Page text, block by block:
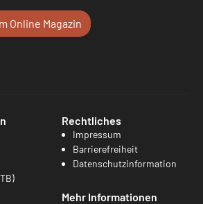
Online Magazin
Rechtliches
Impressum
Barrierefreiheit
Datenschutzinformation
Mehr Informationen